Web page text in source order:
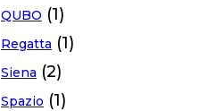
QUBO (1)
Regatta (1)
Siena (2)
Spazio (1)